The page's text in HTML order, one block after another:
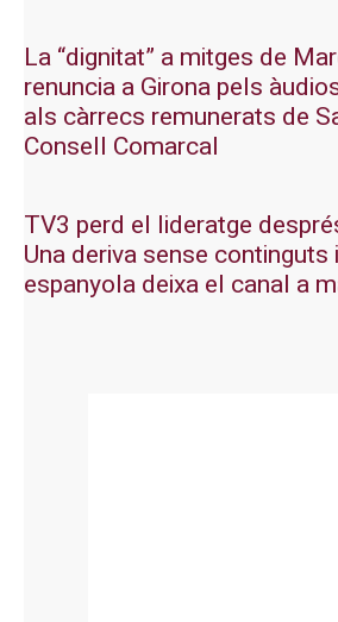
La “dignitat” a mitges de
renuncia a Girona pels
als càrrecs remunerats de
Consell Comarcal
TV3 perd el lideratge
Una deriva sense continguts
espanyola deixa el canal a